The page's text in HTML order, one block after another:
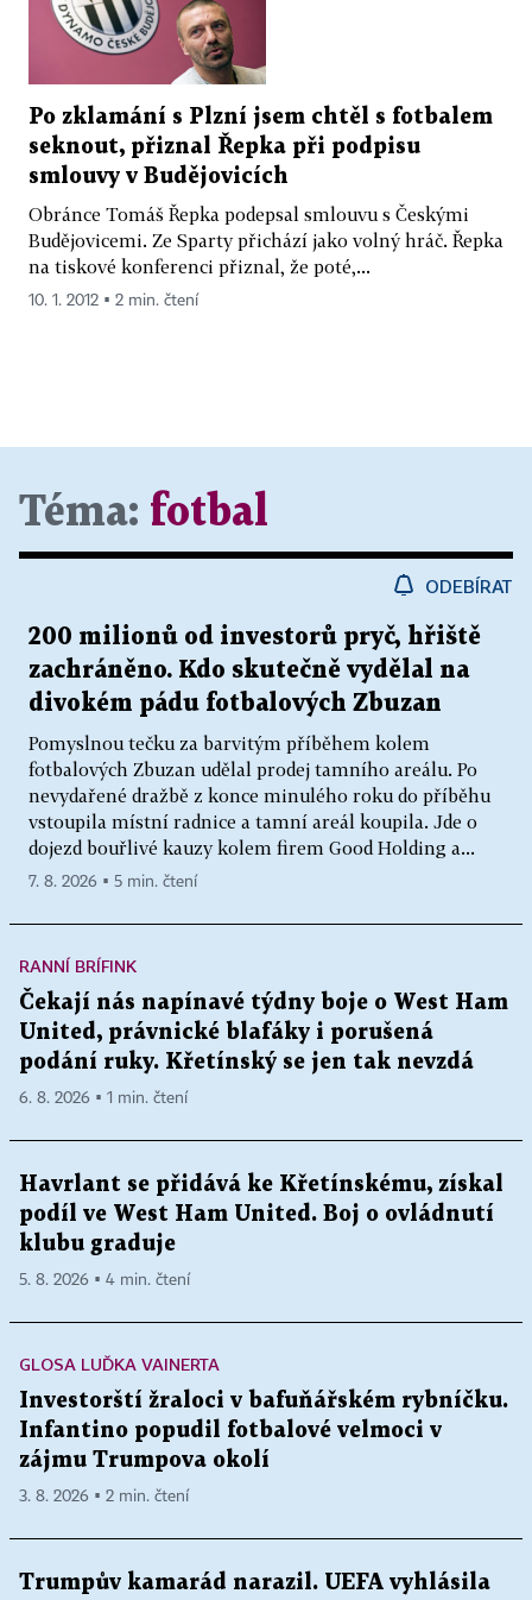
Po zklamání s Plzní jsem chtěl s fotbalem
seknout, přiznal Řepka při podpisu
smlouvy v Budějovicích
Obránce Tomáš Řepka podepsal smlouvu s Českými
Budějovicemi. Ze Sparty přichází jako volný hráč. Řepka
na tiskové konferenci přiznal, že poté,...
10. 1. 2012 ▪ 2 min. čtení
Téma: fotbal
ODEBÍRAT
200 milionů od investorů pryč, hřiště
zachráněno. Kdo skutečně vydělal na
divokém pádu fotbalových Zbuzan
Pomyslnou tečku za barvitým příběhem kolem
fotbalových Zbuzan udělal prodej tamního areálu. Po
nevydařené dražbě z konce minulého roku do příběhu
vstoupila místní radnice a tamní areál koupila. Jde o
dojezd bouřlivé kauzy kolem firem Good Holding a...
7. 8. 2026 ▪ 5 min. čtení
RANNÍ BRÍFINK
Čekají nás napínavé týdny boje o West Ham
United, právnické blafáky i porušená
podání ruky. Křetínský se jen tak nevzdá
6. 8. 2026 ▪ 1 min. čtení
Havrlant se přidává ke Křetínskému, získal
podíl ve West Ham United. Boj o ovládnutí
klubu graduje
5. 8. 2026 ▪ 4 min. čtení
GLOSA LUĎKA VAINERTA
Investorští žraloci v bafuňářském rybníčku.
Infantino popudil fotbalové velmoci v
zájmu Trumpova okolí
3. 8. 2026 ▪ 2 min. čtení
Trumpův kamarád narazil. UEFA vyhlásila